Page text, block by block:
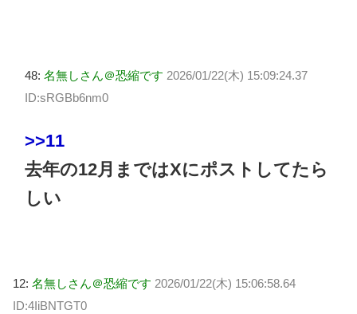
48: 名無しさん＠恐縮です 2026/01/22(木) 15:09:24.37
ID:sRGBb6nm0
>>11
去年の12月まではXにポストしてたら
しい
12: 名無しさん＠恐縮です 2026/01/22(木) 15:06:58.64
ID:4IiBNTGT0